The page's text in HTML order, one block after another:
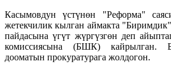
Касымовдун үстүнөн "Реформа"
жетекчилик кылган аймакта
пайдасына үгүт жүргүзгөн деп
комиссиясына (БШК) кайрылган.
дооматын прокуратурага жолдогон.